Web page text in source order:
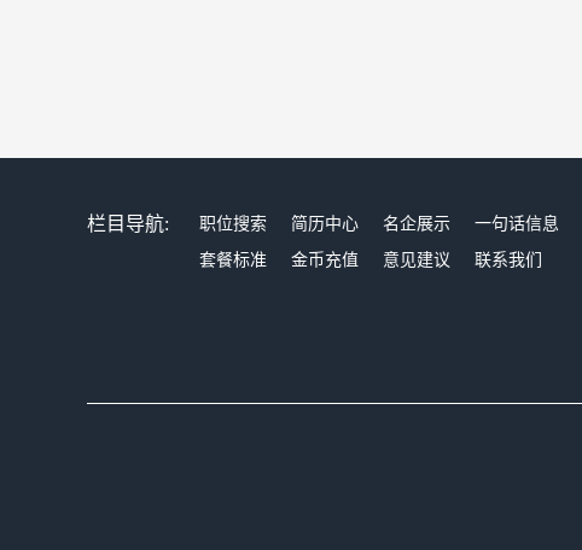
栏目导航: 职位搜索 简历中心 名企展示 一句话信息
套餐标准
金币充值 意见建议 联系我们